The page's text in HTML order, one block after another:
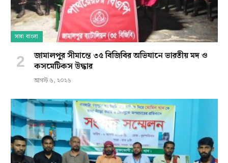
সারা বাংলা
জামালপুর সীমান্তে ৩৫ বিজিবির অভিযানে ভারতীয় মদ ও
কসমেটিকস উদ্ধার
আগস্ট ৬, ২০২৬